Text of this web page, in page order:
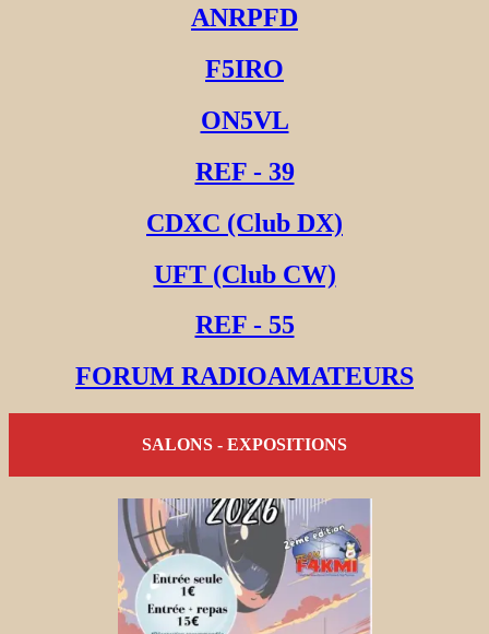
ANRPFD
F5IRO
ON5VL
REF - 39
CDXC (Club DX)
UFT (Club CW)
REF - 55
FORUM RADIOAMATEURS
SALONS - EXPOSITIONS